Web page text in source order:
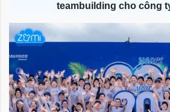
teambuilding cho công